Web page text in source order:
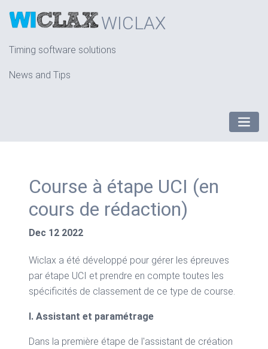
WICLAX
Timing software solutions
News and Tips
Course à étape UCI (en
cours de rédaction)
Dec 12 2022
Wiclax a été développé pour gérer les épreuves
par étape UCI et prendre en compte toutes les
spécificités de classement de ce type de course.
I. Assistant et paramétrage
Dans la première étape de l'assistant de création